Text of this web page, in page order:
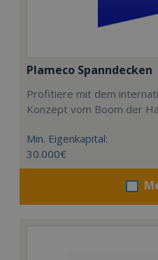
Plameco Spanndecken
Profitiere mit dem
Konzept vom Boom der
Min. Eigenkapital:
30.000€